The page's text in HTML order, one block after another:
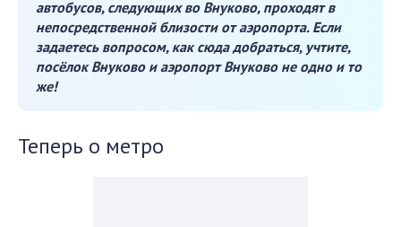
автобусов, следующих во Внуково, проходят в
непосредственной близости от аэропорта. Если
задаетесь вопросом, как сюда добраться, учтите,
посёлок Внуково и аэропорт Внуково не одно и то
же!
Теперь о метро